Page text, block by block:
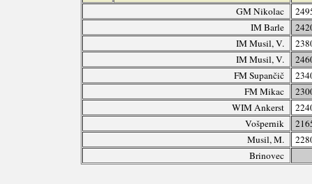
GM Nikolac
IM Barle
IM Musil, V.
IM Musil, V.
FM Supančič
FM Mikac
WIM Ankerst
Vošpernik
Musil, M.
Brinovec